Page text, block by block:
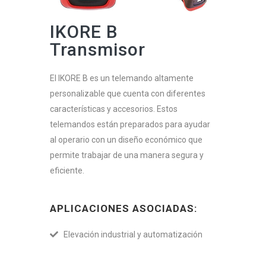
IKORE B
Transmisor
El IKORE B es un telemando altamente
personalizable que cuenta con diferentes
características y accesorios. Estos
telemandos están preparados para ayudar
al operario con un diseño económico que
permite trabajar de una manera segura y
eficiente.
APLICACIONES ASOCIADAS:
Elevación industrial y automatización